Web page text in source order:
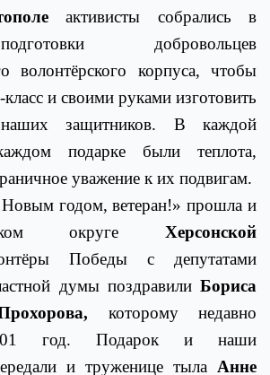
активисты собрались в
добровольцев
волонтёрского корпуса, чтобы
класс и своими руками изготовить
защитников. В каждой
подарке были теплота,
уважение к их подвигам.
годом, ветеран!» прошла и
округе Херсонской
Победы с депутатами
думы поздравили Бориса
которому недавно
101 год. Подарок и наши
и труженице тыла Анне